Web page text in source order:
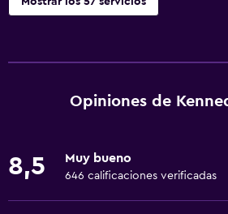
Wifi gratis
Extinguidor
Opiniones de
8,5 Muy bueno
646 calificaciones verificadas